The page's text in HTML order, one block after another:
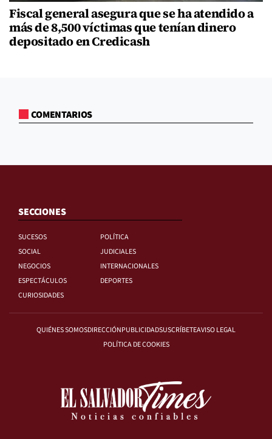
Fiscal general asegura que se ha atendido a
más de 8,500 víctimas que tenían dinero
depositado en Credicash
COMENTARIOS
SECCIONES
SUCESOS
POLÍTICA
SOCIAL
JUDICIALES
NEGOCIOS
INTERNACIONALES
ESPECTÁCULOS
DEPORTES
CURIOSIDADES
QUIÉNES SOMOSDIRECCIÓNPUBLICIDADSUSCRÍBETEAVISO LEGAL
POLÍTICA DE COOKIES